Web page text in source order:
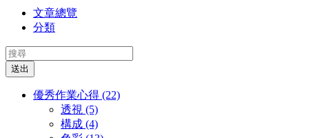
文章總覽
分類
送出
優秀作業心得 (22)
透視 (5)
構成 (4)